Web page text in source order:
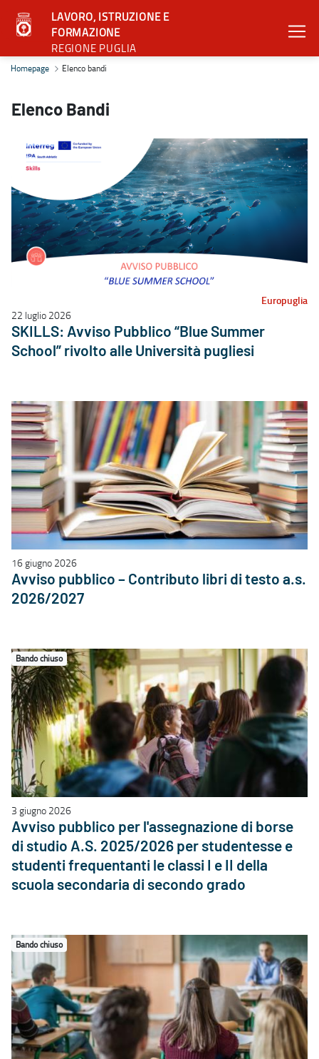
LAVORO, ISTRUZIONE E
FORMAZIONE
REGIONE PUGLIA
Elenco bandi - Lavoro, istruzione e formazione
Homepage Elenco bandi
Elenco Bandi
Europuglia
22 luglio 2026
SKILLS: Avviso Pubblico “Blue Summer
School” rivolto alle Università pugliesi
16 giugno 2026
Avviso pubblico – Contributo libri di testo a.s.
2026/2027
Bando chiuso
3 giugno 2026
Avviso pubblico per l'assegnazione di borse
di studio A.S. 2025/2026 per studentesse e
studenti frequentanti le classi I e II della
scuola secondaria di secondo grado
Bando chiuso